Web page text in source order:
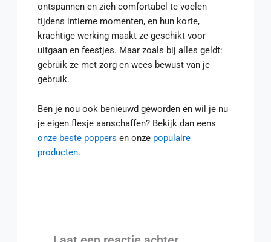
ontspannen en zich comfortabel te voelen
tijdens intieme momenten, en hun korte,
krachtige werking maakt ze geschikt voor
uitgaan en feestjes. Maar zoals bij alles geldt:
gebruik ze met zorg en wees bewust van je
gebruik.
Ben je nou ook benieuwd geworden en wil je nu
je eigen flesje aanschaffen? Bekijk dan eens
onze beste poppers en onze populaire
producten.